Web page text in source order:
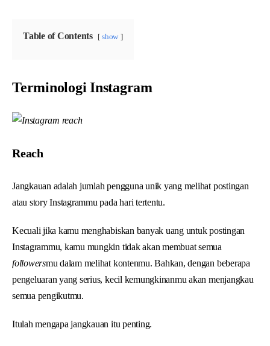
Table of Contents show
Terminologi Instagram
Reach
Jangkauan adalah jumlah pengguna unik yang melihat postingan
atau story Instagrammu pada hari tertentu.
Kecuali jika kamu menghabiskan banyak uang untuk postingan
Instagrammu, kamu mungkin tidak akan membuat semua
followersmu dalam melihat kontenmu. Bahkan, dengan beberapa
pengeluaran yang serius, kecil kemungkinanmu akan menjangkau
semua pengikutmu.
Itulah mengapa jangkauan itu penting.